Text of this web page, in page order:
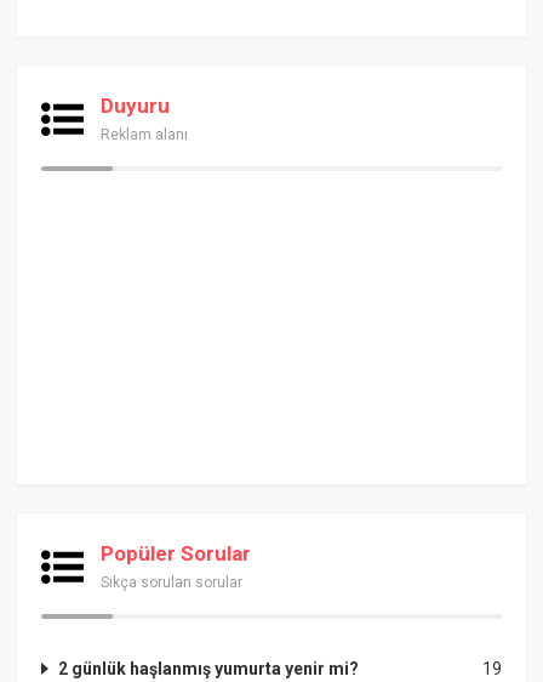
Duyuru
Reklam alanı
Popüler Sorular
Sıkça sorulan sorular
19
2 günlük haşlanmış yumurta yenir mi?